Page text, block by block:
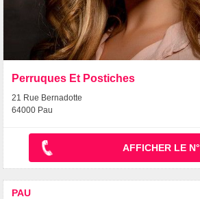
Perruques Et Postiches
21 Rue Bernadotte
64000 Pau
AFFICHER LE N°
PAU